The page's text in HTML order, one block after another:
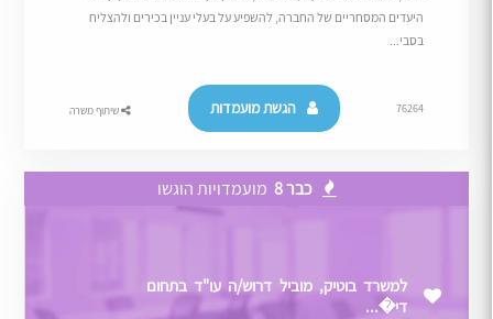
היעדים המסחריים של החברה, להשפיע על בעלי עניין בכירים ולהצליח
בסבי...
76264 הגשת מועמדות שיתוף משרה
כבר 8 מועמדויות הוגשו
למשרד בוטיק, מוביל דרוש/ה עו"ד בתחום
די�...